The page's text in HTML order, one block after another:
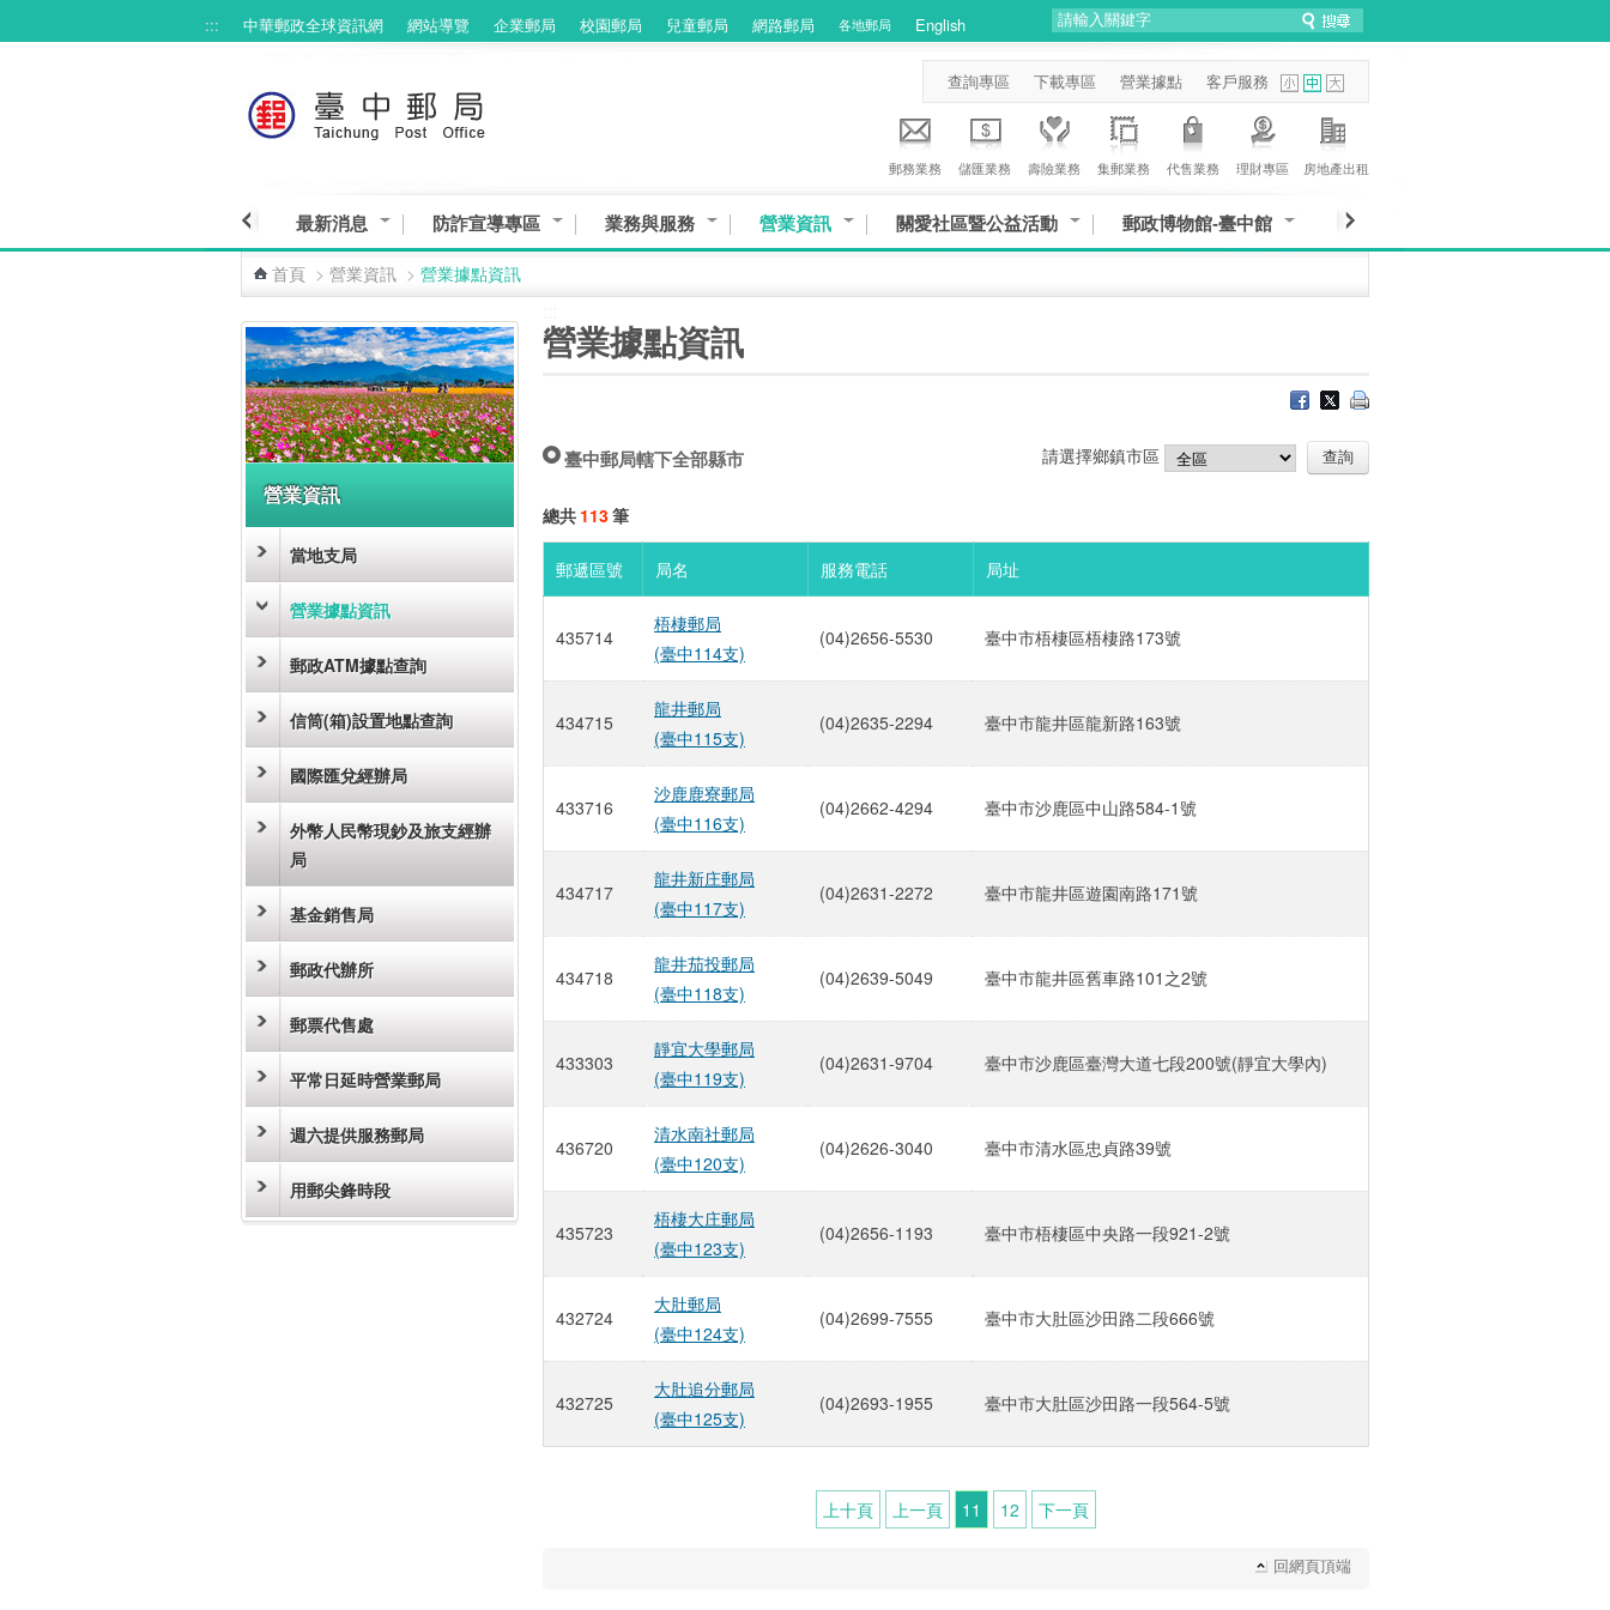
::: 中華郵政全球資訊網 網站導覽 企業郵局 校園郵局 兒童郵局 網路郵局 各地郵局 English
查詢專區 下載專區 營業據點 客戶服務
郵務業務 儲匯業務 壽險業務 集郵業務 代售業務 理財專區 房地產出租
最新消息 防詐宣導專區 業務與服務 營業資訊 關愛社區暨公益活動 郵政博物館-臺中館
首頁 > 營業資訊 > 營業據點資訊
營業資訊
當地支局
營業據點資訊
郵政ATM據點查詢
信筒(箱)設置地點查詢
國際匯兌經辦局
外幣人民幣現鈔及旅支經辦
局
基金銷售局
郵政代辦所
郵票代售處
平常日延時營業郵局
週六提供服務郵局
用郵尖鋒時段
營業據點資訊
臺中郵局轄下全部縣市 請選擇鄉鎮市區
總共 113筆
郵遞區號 局名 服務電話 局址
435714
梧棲郵局
(臺中114支)
(04)2656-5530 臺中市梧棲區梧棲路173號‎
434715
龍井郵局
(臺中115支)
(04)2635-2294 臺中市龍井區龍新路163號‎
433716
沙鹿鹿寮郵局
(臺中116支)
(04)2662-4294 臺中市沙鹿區中山路584-1號‎
434717
龍井新庄郵局
(臺中117支)
(04)2631-2272 臺中市龍井區遊園南路171號‎
434718
龍井茄投郵局
(臺中118支)
(04)2639-5049 臺中市龍井區舊車路101之2號‎
433303
靜宜大學郵局
(臺中119支)
(04)2631-9704 臺中市沙鹿區臺灣大道七段200號(靜宜大學內)‎
436720
清水南社郵局
(臺中120支)
(04)2626-3040 臺中市清水區忠貞路39號‎
435723
梧棲大庄郵局
(臺中123支)
(04)2656-1193 臺中市梧棲區中央路一段921-2號‎
432724
大肚郵局
(臺中124支)
(04)2699-7555 臺中市大肚區沙田路二段666號‎
432725
大肚追分郵局
(臺中125支)
(04)2693-1955 臺中市大肚區沙田路一段564-5號‎
上十頁 上一頁 11 12 下一頁
回網頁頂端